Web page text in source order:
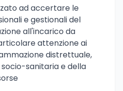
ad accertare le
e gestionali del
all'incarico da
attenzione ai
distrettuale,
sanitaria e della